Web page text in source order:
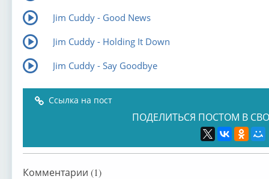
Jim Cuddy - Good News
Jim Cuddy - Holding It Down
Jim Cuddy - Say Goodbye
Ссылка на пост
ПОДЕЛИТЬСЯ ПОСТОМ В
Комментарии (1)